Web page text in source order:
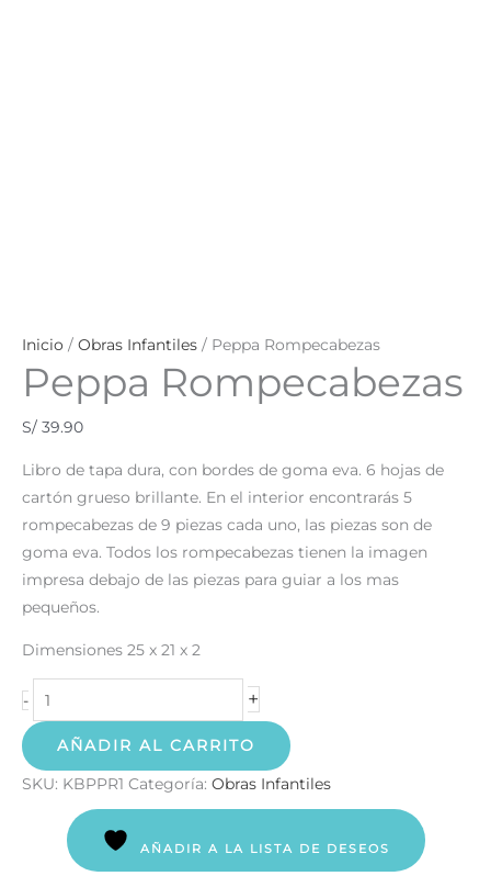
Inicio / Obras Infantiles / Peppa Rompecabezas
Peppa Rompecabezas
S/ 39.90
Libro de tapa dura, con bordes de goma eva. 6 hojas de
cartón grueso brillante. En el interior encontrarás 5
rompecabezas de 9 piezas cada uno, las piezas son de
goma eva. Todos los rompecabezas tienen la imagen
impresa debajo de las piezas para guiar a los mas
pequeños.
Dimensiones 25 x 21 x 2
- +
AÑADIR AL CARRITO
SKU: KBPPR1 Categoría: Obras Infantiles
AÑADIR A LA LISTA DE DESEOS